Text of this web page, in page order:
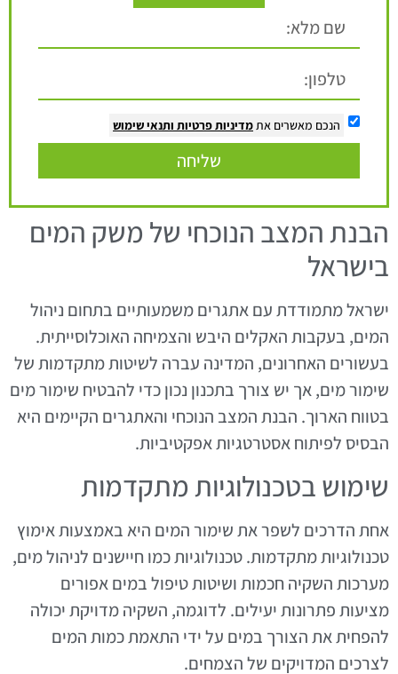
הנכם מאשרים את מדיניות פרטיות ותנאי שימוש
שליחה
הבנת המצב הנוכחי של משק המים
בישראל
ישראל מתמודדת עם אתגרים משמעותיים בתחום ניהול
המים, בעקבות האקלים היבש והצמיחה האוכלוסייתית.
בעשורים האחרונים, המדינה עברה לשיטות מתקדמות של
שימור מים, אך יש צורך בתכנון נכון כדי להבטיח שימור מים
בטווח הארוך. הבנת המצב הנוכחי והאתגרים הקיימים היא
הבסיס לפיתוח אסטרטגיות אפקטיביות.
שימוש בטכנולוגיות מתקדמות
אחת הדרכים לשפר את שימור המים היא באמצעות אימוץ
טכנולוגיות מתקדמות. טכנולוגיות כמו חיישנים לניהול מים,
מערכות השקיה חכמות ושיטות טיפול במים אפורים
מציעות פתרונות יעילים. לדוגמה, השקיה מדויקת יכולה
להפחית את הצורך במים על ידי התאמת כמות המים
לצרכים המדויקים של הצמחים.